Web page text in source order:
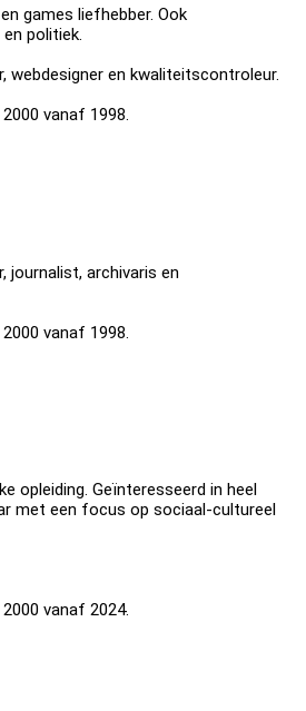
games liefhebber. Ook
politiek.
webdesigner en kwaliteitscontroleur.
vanaf 1998.
journalist, archivaris en
vanaf 1998.
opleiding. Geïnteresseerd in heel
met een focus op sociaal-cultureel
vanaf 2024.